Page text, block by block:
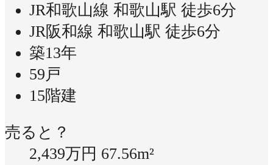
JR和歌山線 和歌山駅 徒歩6分
JR阪和線 和歌山駅 徒歩6分
築13年
59戸
15階建
売ると？
2,439万円 67.56m²